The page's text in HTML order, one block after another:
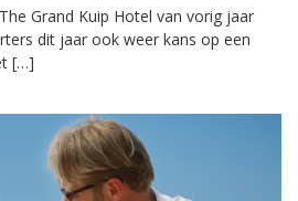
Grand Kuip Hotel van vorig jaar
dit jaar ook weer kans op een
[…]